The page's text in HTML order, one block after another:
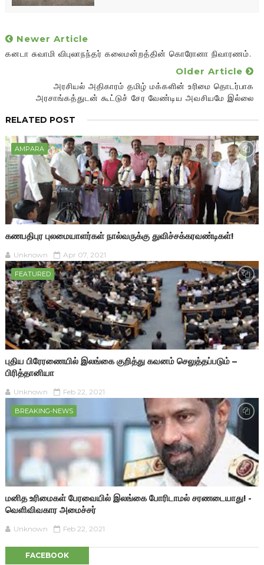
Newer Article
கனடா சுவாமி விபுலாநந்தர் கலைமன்றத்தின் கொரோனா நிவாரணம்.
Older Article
அரசியல் அதிகாரம் தமிழ் மக்களின் உரிமை தொடர்பாக
அரசாங்கத்துடன் கூட்டுச் சேர வேண்டிய அவசியமே இல்லை
RELATED POST
AMPARA
கணபதிபுர புலமையாளர்கள் நால்வருக்கு துவிச்சக்கரவண்டிகள்!
Unknown Apr 07, 2021
FEATURED
புதிய பிரேரணையில் இலங்கை குறித்து கவனம் செலுத்தப்படும் –
பிரித்தானியா
Unknown Feb 22, 2021
BREAKING-NEWS
மனித உரிமைகள் பேரவையில் இலங்கை போரிடாமல் சரணடையாது! -
வெளிவிவகார அமைச்சர்
Unknown Feb 22, 2021
FACEBOOK